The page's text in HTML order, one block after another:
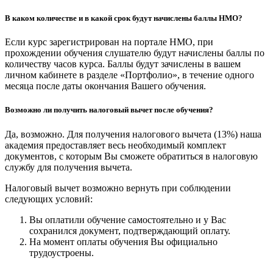
В каком количестве и в какой срок будут начислены баллы НМО?
Если курс зарегистрирован на портале НМО, при
прохождении обучения слушателю будут начислены баллы по
количеству часов курса. Баллы будут зачислены в вашем
личном кабинете в разделе «Портфолио», в течение одного
месяца после даты окончания Вашего обучения.
Возможно ли получить налоговый вычет после обучения?
Да, возможно. Для получения налогового вычета (13%) наша
академия предоставляет весь необходимый комплект
документов, с которым Вы сможете обратиться в налоговую
службу для получения вычета.
Налоговый вычет возможно вернуть при соблюдении
следующих условий:
Вы оплатили обучение самостоятельно и у Вас
сохранился документ, подтверждающий оплату.
На момент оплаты обучения Вы официально
трудоустроены.